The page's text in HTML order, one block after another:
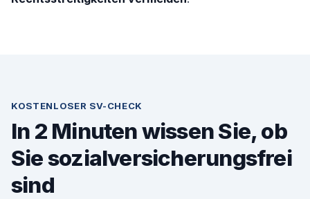
KOSTENLOSER SV-CHECK
In 2 Minuten wissen Sie, ob
Sie sozialversicherungsfrei
sind